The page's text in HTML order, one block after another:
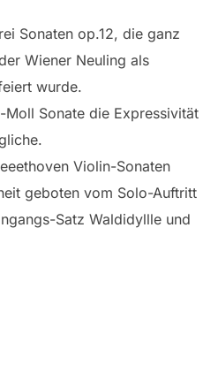
Sonaten op.12, die ganz
Wiener Neuling als
wurde.
Sonate die Expressivität
Violin-Sonaten
geboten vom Solo-Auftritt
Satz Waldidyllle und